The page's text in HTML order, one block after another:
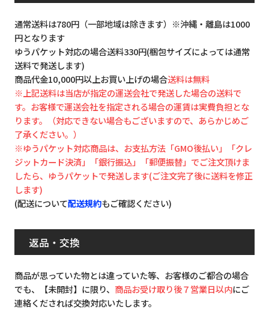
通常送料は780円（一部地域は除きます）※沖縄・離島は1000
円となります
ゆうパケット対応の場合送料330円(梱包サイズによっては通常
送料で発送します)
商品代金10,000円以上お買い上げの場合送料は無料
※上記送料は当店が指定の運送会社で発送した場合の送料で
す。お客様で運送会社を指定される場合の運賃は実費負担とな
ります。（対応できない場合もございますので、あらかじめご
了承ください。）
※ゆうパケット対応商品は、お支払方法「GMO後払い」「クレ
ジットカード決済」「銀行振込」「郵便振替」でご注文頂けま
したら、ゆうパケットで発送します(ご注文完了後に送料を修正
します)
(配送について配送規約もご確認ください)
返品・交換
商品が思っていた物とは違っていた等、お客様のご都合の場合
でも、【未開封】に限り、 商品お受け取り後７営業日以内にご
連絡くだされば交換対応いたします。